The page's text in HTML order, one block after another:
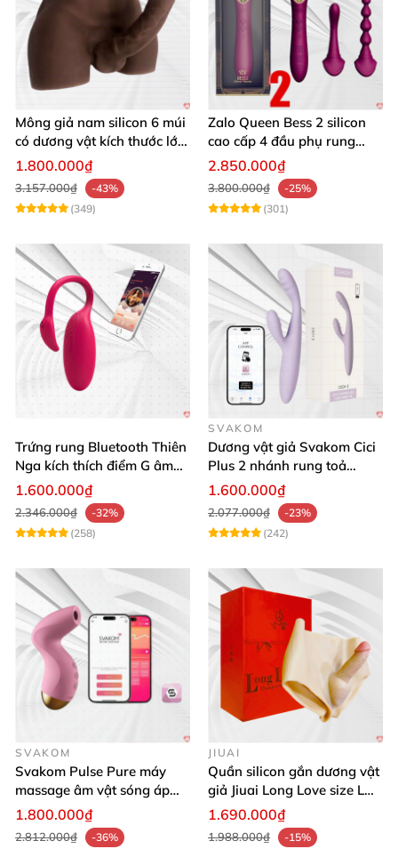
Mông giả nam silicon 6 múi
có dương vật kích thước lớn
cực thật
1.800.000₫
3.157.000₫
-43%
(349)
Zalo Queen Bess 2 silicon
cao cấp 4 đầu phụ rung
nhiệt đa điểm
2.850.000₫
3.800.000₫
-25%
(301)
Trứng rung Bluetooth Thiên
Nga kích thích điểm G âm
vật thay đổi không khí yêu
1.600.000₫
2.346.000₫
-32%
(258)
SVAKOM
Dương vật giả Svakom Cici
Plus 2 nhánh rung toả
nhiệt, điều khiển app
1.600.000₫
2.077.000₫
-23%
(242)
SVAKOM
Svakom Pulse Pure máy
massage âm vật sóng áp
lực điều khiển app cao cấp
1.800.000₫
2.812.000₫
-36%
JIUAI
Quần silicon gắn dương vật
giả Jiuai Long Love size L
cho nữ les
1.690.000₫
1.988.000₫
-15%